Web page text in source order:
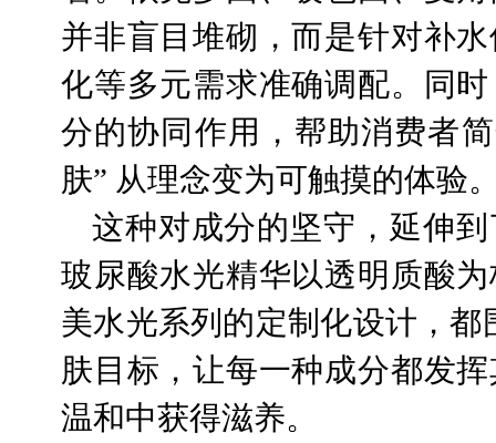
并非盲目堆砌，而是针对补
化等多元需求准确调配。同
分的协同作用，帮助消费者
肤” 从理念变为可触摸的体验
这种对成分的坚守，延伸
玻尿酸水光精华以透明质酸
美水光系列的定制化设计，都
肤目标，让每一种成分都发
温和中获得滋养。